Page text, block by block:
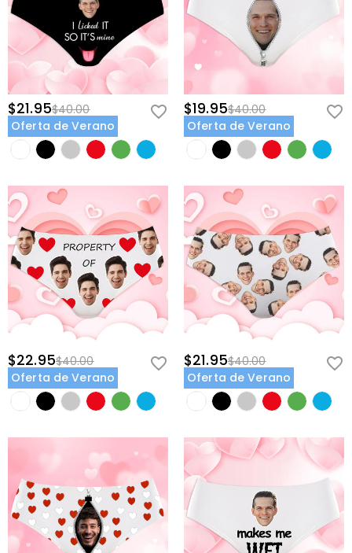
$21.95$40.00
Oferta de Verano
$19.95$40.00
Oferta de Verano
$22.95$40.00
Oferta de Verano
$21.95$40.00
Oferta de Verano